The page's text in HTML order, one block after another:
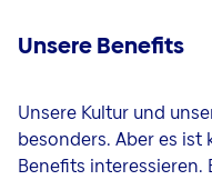
Unsere Benefits
Unsere Kultur und
besonders. Aber es ist
Benefits interessieren.